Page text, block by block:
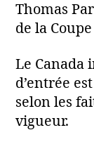
Thomas
de la
Le Canada
d’entrée
selon les
vigueur.